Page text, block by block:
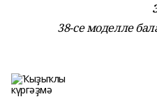
38-се моделле